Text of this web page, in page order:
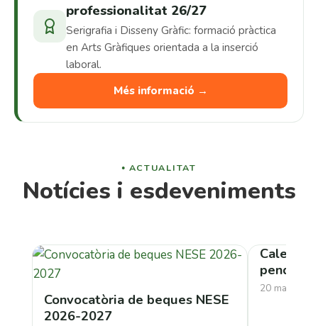
professionalitat 26/27
Serigrafia i Disseny Gràfic: formació pràctica
en Arts Gràfiques orientada a la inserció
laboral.
Més informació →
ACTUALITAT
Notícies i esdeveniments
Convocatòria de beques NESE
2026-2027
20 maig